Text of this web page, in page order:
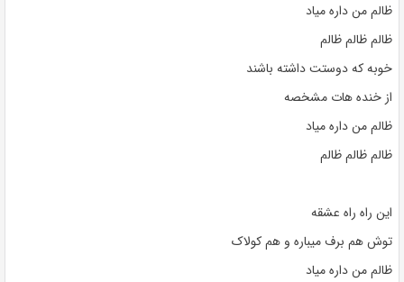
ظالم من داره میاد
ظالم ظالم ظالم
خوبه که دوستت داشته باشند
از خنده هات مشخصه
ظالم من داره میاد
ظالم ظالم ظالم
این راه راه عشقه
توش هم برف میباره و هم کولاک
ظالم من داره میاد